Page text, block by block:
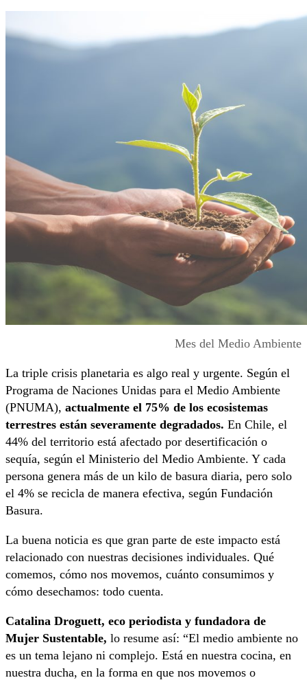
Mes del Medio Ambiente
La triple crisis planetaria es algo real y urgente. Según el
Programa de Naciones Unidas para el Medio Ambiente
(PNUMA), actualmente el 75% de los ecosistemas
terrestres están severamente degradados. En Chile, el
44% del territorio está afectado por desertificación o
sequía, según el Ministerio del Medio Ambiente. Y cada
persona genera más de un kilo de basura diaria, pero solo
el 4% se recicla de manera efectiva, según Fundación
Basura.
La buena noticia es que gran parte de este impacto está
relacionado con nuestras decisiones individuales. Qué
comemos, cómo nos movemos, cuánto consumimos y
cómo desechamos: todo cuenta.
Catalina Droguett, eco periodista y fundadora de
Mujer Sustentable, lo resume así: “El medio ambiente no
es un tema lejano ni complejo. Está en nuestra cocina, en
nuestra ducha, en la forma en que nos movemos o